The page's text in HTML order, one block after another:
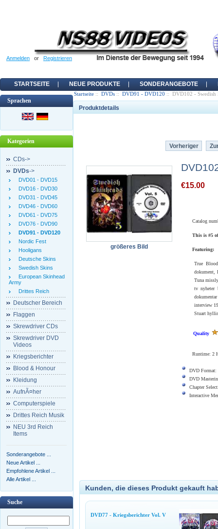
Anmelden or Registrieren
STARTSEITE NEUE PRODUKTE SONDERANGEBOTE
Sprachen
Kategorien
CDs->
DVDs->
DVD01 - DVD15
DVD16 - DVD30
DVD31 - DVD45
DVD46 - DVD60
DVD61 - DVD75
DVD76 - DVD90
DVD91 - DVD120
Nordic Fest
Hooligans
Deutsche Skins
Swedish Skins
European Skinhead
Army
Drittes Reich
Deutscher Bereich
Flaggen
Skrewdriver CDs
Skrewdriver DVD
Videos
Kriegsberichter
Blood & Honour
Kleidung
AufnÃ¤her
Computerspiele
Drittes Reich Musik
NEU 3rd Reich
Items
Sonderangebote ...
Neue Artikel ...
Empfohlene Artikel ...
Alle Artikel ...
Suche
Startseite :: DVDs :: DVD91 - DVD120 :: DVD102 - Swedish
Produktdetails
Vorheriger
größeres Bild
€15.00
Catalog
This is #5
Featuring:
True
dokument,
Tuna
tv nyheter
interview
Stuart
Quality
Runtime: 2
DVD Format:
DVD
Chapter
Interactive
Kunden, die dieses Produkt gekauft
DVD77 - Kriegsberichter Vol. V